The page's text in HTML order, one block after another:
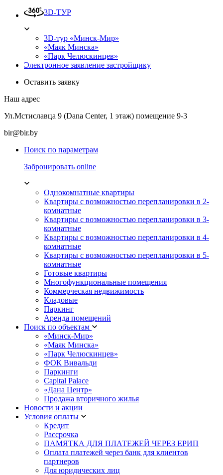
3D-ТУР
3D-тур «Минск-Мир»
«Маяк Минска»
«Парк Челюскинцев»
Электронное заявление застройщику
Оставить заявку
Наш адрес
Ул.Мстиславца 9 (Dana Center, 1 этаж) помещение 9-3
bir@bir.by
Поиск по параметрам
Забронировать online
Однокомнатные квартиры
Квартиры с возможностью перепланировки в 2-
комнатные
Квартиры с возможностью перепланировки в 3-
комнатные
Квартиры с возможностью перепланировки в 4-
комнатные
Квартиры с возможностью перепланировки в 5-
комнатные
Готовые квартиры
Многофункциональные помещения
Коммерческая недвижимость
Кладовые
Паркинг
Аренда помещений
Поиск по объектам
«Минск-Мир»
«Маяк Минска»
«Парк Челюскинцев»
ФОК Вивальди
Паркинги
Capital Palace
«Дана Центр»
Продажа вторичного жилья
Новости и акции
Условия оплаты
Кредит
Рассрочка
ПАМЯТКА ДЛЯ ПЛАТЕЖЕЙ ЧЕРЕЗ ЕРИП
Оплата платежей через банк для клиентов
партнеров
Для юридических лиц